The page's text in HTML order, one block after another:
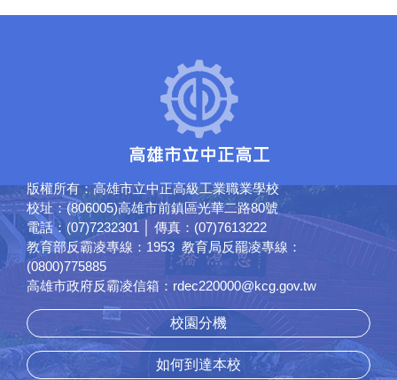
版權所有：高雄市立中正高級工業職業學校
校址：(806005)高雄市前鎮區光華二路80號
電話：(07)7232301 │ 傳真：(07)7613222
教育部反霸凌專線：1953 教育局反罷凌專線：
(0800)775885
高雄市政府反霸凌信箱：rdec220000@kcg.gov.tw
校園分機
如何到達本校